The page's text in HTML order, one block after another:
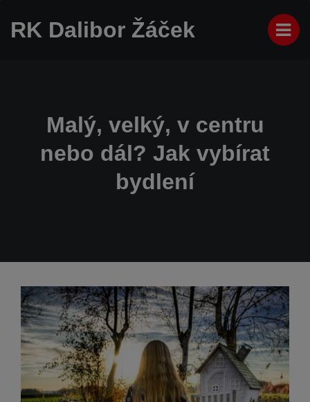
RK Dalibor Žáček
Malý, velký, v centru
nebo dál? Jak vybírat
bydlení